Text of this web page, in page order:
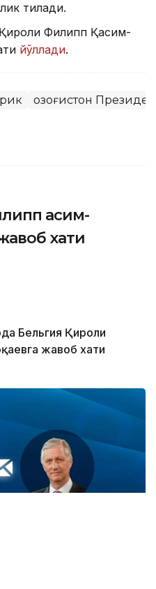
тилади.
Филипп Қасим-
йўллади.
Қозоғистон
Қасим-
хати
Бельгия Қироли
жавоб хати